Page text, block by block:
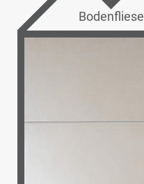
Bodenfliese